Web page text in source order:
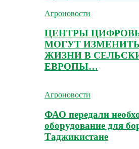
Агроновости
ЦЕНТРЫ
МОГУТ
ЖИЗНИ В
ЕВРОПЫ…
Агроновости
ФАО передали
оборудование для
Таджикистане